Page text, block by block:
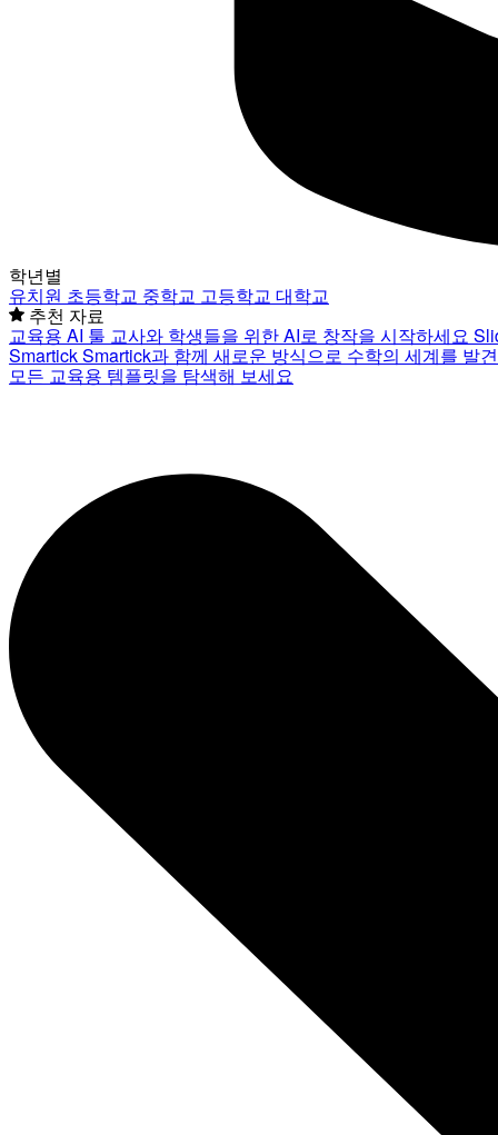
학년별
유치원 초등학교 중학교 고등학교 대학교
추천 자료
교육용 AI 툴 교사와 학생들을 위한 AI로 창작을 시작하세요
SmartickSmartick과 함께 새로운 방식으로 수학의 세계를 발
모든 교육용 템플릿을 탐색해 보세요